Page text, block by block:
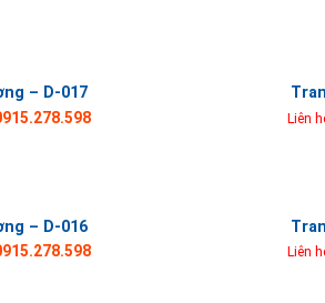
– D-017
Liên
– D-016
Liên